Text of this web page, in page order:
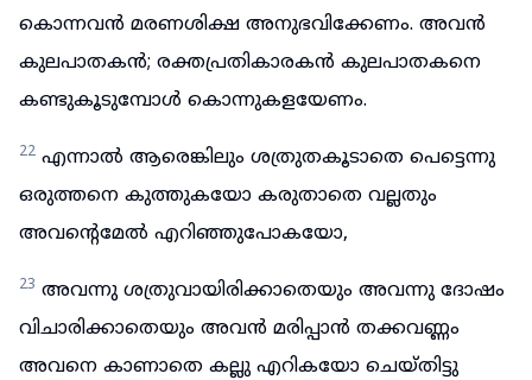
കൊന്നവൻ മരണശിക്ഷ അനുഭവിക്കേണം. അവൻ
കുലപാതകൻ; രക്തപ്രതികാരകൻ കുലപാതകനെ
കണ്ടുകൂടുമ്പോൾ കൊന്നുകളയേണം.
22 എന്നാൽ ആരെങ്കിലും ശത്രുതകൂടാതെ പെട്ടെന്നു
ഒരുത്തനെ കുത്തുകയോ കരുതാതെ വല്ലതും
അവന്റെമേൽ എറിഞ്ഞുപോകയോ,
23 അവന്നു ശത്രുവായിരിക്കാതെയും അവന്നു ദോഷം
വിചാരിക്കാതെയും അവൻ മരിപ്പാൻ തക്കവണ്ണം
അവനെ കാണാതെ കല്ലു എറികയോ ചെയ്തിട്ടു